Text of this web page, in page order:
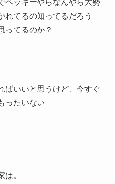
ベッキーやらなんやら大勢
れてるの知ってるだろう
ってるのか？
ばいいと思うけど、今すぐ
ったいない
は。